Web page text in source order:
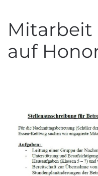
Mitarbeit
auf